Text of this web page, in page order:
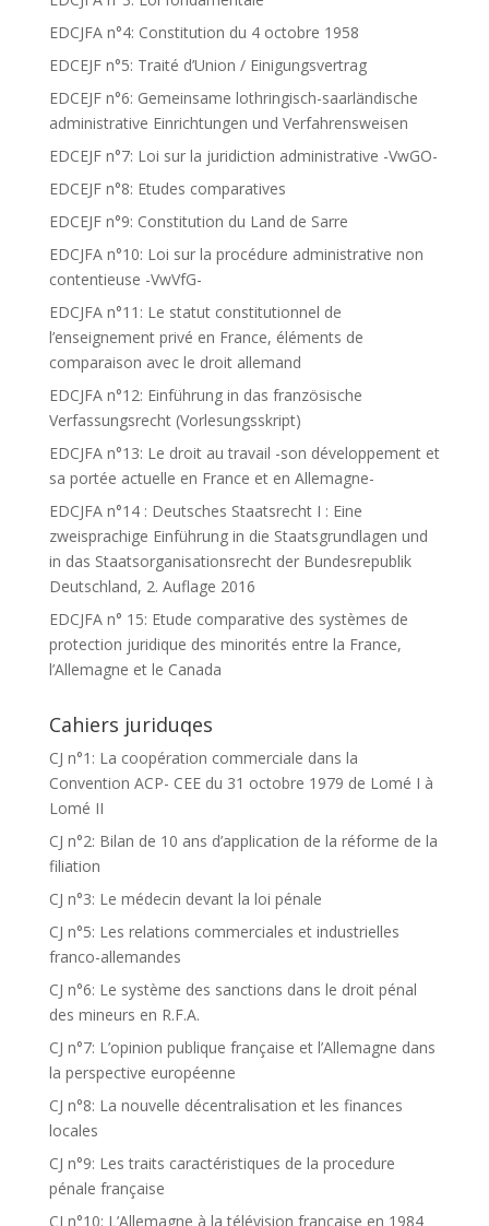
EDCJFA n°4: Constitution du 4 octobre 1958
EDCEJF n°5: Traité d’Union / Einigungsvertrag
EDCEJF n°6: Gemeinsame lothringisch-saarländische
administrative Einrichtungen und Verfahrensweisen
EDCEJF n°7: Loi sur la juridiction administrative -VwGO-
EDCEJF n°8: Etudes comparatives
EDCEJF n°9: Constitution du Land de Sarre
EDCJFA n°10: Loi sur la procédure administrative non
contentieuse -VwVfG-
EDCJFA n°11: Le statut constitutionnel de
l’enseignement privé en France, éléments de
comparaison avec le droit allemand
EDCJFA n°12: Einführung in das französische
Verfassungsrecht (Vorlesungsskript)
EDCJFA n°13: Le droit au travail -son développement et
sa portée actuelle en France et en Allemagne-
EDCJFA n°14 : Deutsches Staatsrecht I : Eine
zweisprachige Einführung in die Staatsgrundlagen und
in das Staatsorganisationsrecht der Bundesrepublik
Deutschland, 2. Auflage 2016
EDCJFA n° 15: Etude comparative des systèmes de
protection juridique des minorités entre la France,
l’Allemagne et le Canada
Cahiers juriduqes
CJ n°1: La coopération commerciale dans la
Convention ACP- CEE du 31 octobre 1979 de Lomé I à
Lomé II
CJ n°2: Bilan de 10 ans d’application de la réforme de la
filiation
CJ n°3: Le médecin devant la loi pénale
CJ n°5: Les relations commerciales et industrielles
franco-allemandes
CJ n°6: Le système des sanctions dans le droit pénal
des mineurs en R.F.A.
CJ n°7: L’opinion publique française et l’Allemagne dans
la perspective européenne
CJ n°8: La nouvelle décentralisation et les finances
locales
CJ n°9: Les traits caractéristiques de la procedure
pénale française
CJ n°10: L’Allemagne à la télévision française en 1984